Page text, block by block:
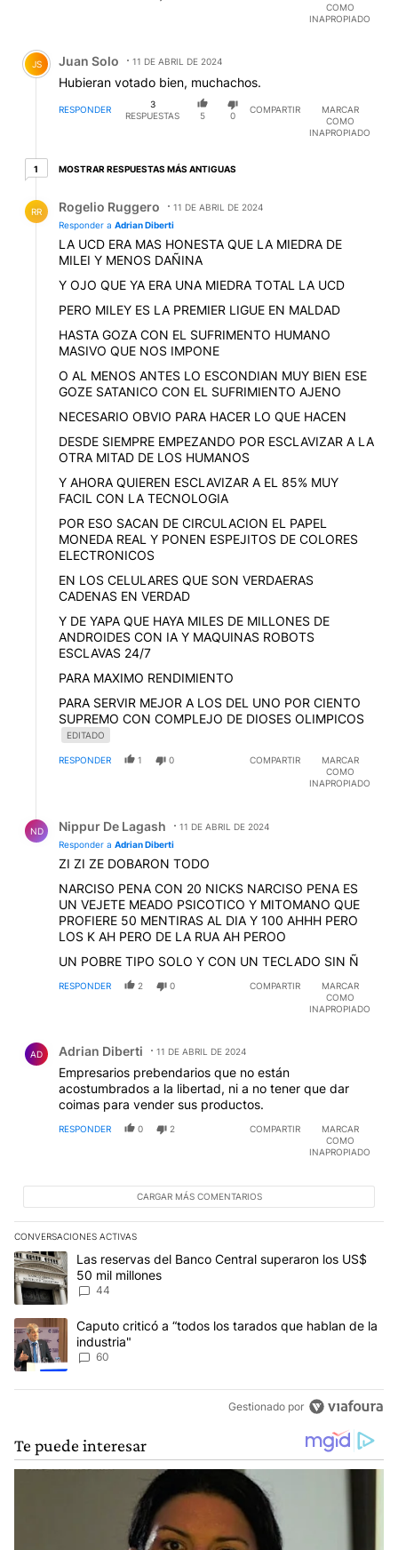
COMO
INAPROPIADO
Comentario de Juan Solo.
JS Juan Solo 11 DE ABRIL DE 2024
Hubieran votado bien, muchachos.
RESPONDER
3
RESPUESTAS
5 0
COMPARTIR
MARCAR
COMO
INAPROPIADO
11 respuesta más antiguas
MOSTRAR RESPUESTAS MÁS ANTIGUAS
RR Rogelio Ruggero
11 DE ABRIL DE 2024
Responder a Adrian Diberti
LA UCD ERA MAS HONESTA QUE LA MIEDRA DE
MILEI Y MENOS DAÑINA
Y OJO QUE YA ERA UNA MIEDRA TOTAL LA UCD
PERO MILEY ES LA PREMIER LIGUE EN MALDAD
HASTA GOZA CON EL SUFRIMENTO HUMANO
MASIVO QUE NOS IMPONE
O AL MENOS ANTES LO ESCONDIAN MUY BIEN ESE
GOZE SATANICO CON EL SUFRIMIENTO AJENO
NECESARIO OBVIO PARA HACER LO QUE HACEN
DESDE SIEMPRE EMPEZANDO POR ESCLAVIZAR A LA
OTRA MITAD DE LOS HUMANOS
Y AHORA QUIEREN ESCLAVIZAR A EL 85% MUY
FACIL CON LA TECNOLOGIA
POR ESO SACAN DE CIRCULACION EL PAPEL
MONEDA REAL Y PONEN ESPEJITOS DE COLORES
ELECTRONICOS
EN LOS CELULARES QUE SON VERDAERAS
CADENAS EN VERDAD
Y DE YAPA QUE HAYA MILES DE MILLONES DE
ANDROIDES CON IA Y MAQUINAS ROBOTS
ESCLAVAS 24/7
PARA MAXIMO RENDIMIENTO
PARA SERVIR MEJOR A LOS DEL UNO POR CIENTO
SUPREMO CON COMPLEJO DE DIOSES OLIMPICOS
EDITADO
RESPONDER 1 0 COMPARTIR
MARCAR
COMO
INAPROPIADO
ND Nippur De Lagash
11 DE ABRIL DE 2024
Responder a Adrian Diberti
ZI ZI ZE DOBARON TODO
NARCISO PENA CON 20 NICKS NARCISO PENA ES
UN VEJETE MEADO PSICOTICO Y MITOMANO QUE
PROFIERE 50 MENTIRAS AL DIA Y 100 AHHH PERO
LOS K AH PERO DE LA RUA AH PEROO
UN POBRE TIPO SOLO Y CON UN TECLADO SIN Ñ
RESPONDER 2 0 COMPARTIR
MARCAR
COMO
INAPROPIADO
AD Adrian Diberti 11 DE ABRIL DE 2024
Empresarios prebendarios que no están
acostumbrados a la libertad, ni a no tener que dar
coimas para vender sus productos.
RESPONDER 0 2 COMPARTIR
MARCAR
COMO
INAPROPIADO
CARGAR MÁS COMENTARIOS
CONVERSACIONES ACTIVAS
Este listado muestra los artículos con más comentarios en los
Un artículo de tendencia con el título "Las reservas del Banco
Las reservas del Banco Central superaron los US$
50 mil millones
44
Un artículo de tendencia con el título "Caputo criticó a “todos
Caputo criticó a “todos los tarados que hablan de la
industria"
60
Gestionado por